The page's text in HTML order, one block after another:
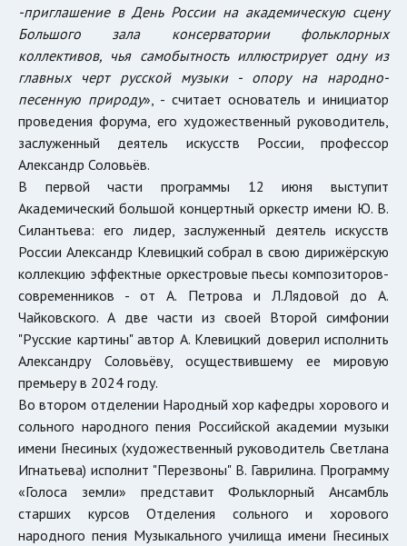
-приглашение в День России на академическую сцену
Большого зала консерватории фольклорных
коллективов, чья самобытность иллюстрирует одну из
главных черт русской музыки -опору на народно-
песенную природу», - считает основатель и инициатор
проведения форума, его художественный руководитель,
заслуженный деятель искусств России, профессор
Александр Соловьёв.
В первой части программы 12 июня выступит
Академический большой концертный оркестр имени Ю. В.
Силантьева: его лидер, заслуженный деятель искусств
России Александр Клевицкий собрал в свою дирижёрскую
коллекцию эффектные оркестровые пьесы композиторов-
современников - от А. Петрова и Л.Лядовой до А.
Чайковского. А две части из своей Второй симфонии
"Русские картины" автор А. Клевицкий доверил исполнить
Александру Соловьёву, осуществившему ее мировую
премьеру в 2024 году.
Во втором отделении Народный хор кафедры хорового и
сольного народного пения Российской академии музыки
имени Гнесиных (художественный руководитель Светлана
Игнатьева) исполнит "Перезвоны" В. Гаврилина. Программу
«Голоса земли» представит Фольклорный Ансамбль
старших курсов Отделения сольного и хорового
народного пения Музыкального училища имени Гнесиных